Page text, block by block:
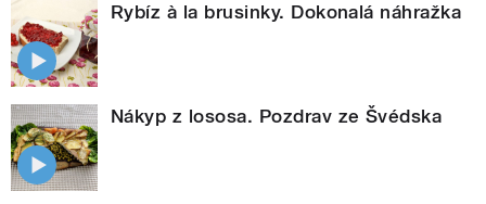
Rybíz à la brusinky. Dokonalá náhražka
Nákyp z lososa. Pozdrav ze Švédska